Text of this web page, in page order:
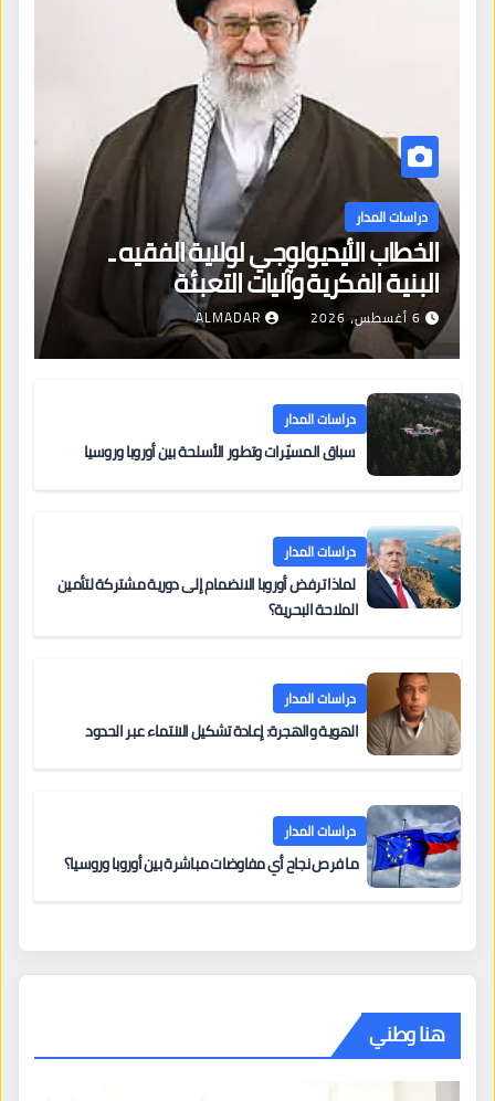
دراسات المدار
الخطاب الأيديولوجي لولاية الفقيه ـ
البنية الفكرية وآليات التعبئة
6 أغسطس، 2026 ALMADAR
دراسات المدار
سباق المسيّرات وتطور الأسلحة بين أوروبا وروسيا
دراسات المدار
لماذا ترفض أوروبا الانضمام إلى دورية مشتركة لتأمين
الملاحة البحرية؟
دراسات المدار
الهوية والهجرة: إعادة تشكيل الانتماء عبر الحدود
دراسات المدار
ما فرص نجاح أي مفاوضات مباشرة بين أوروبا وروسيا؟
هنا وطني